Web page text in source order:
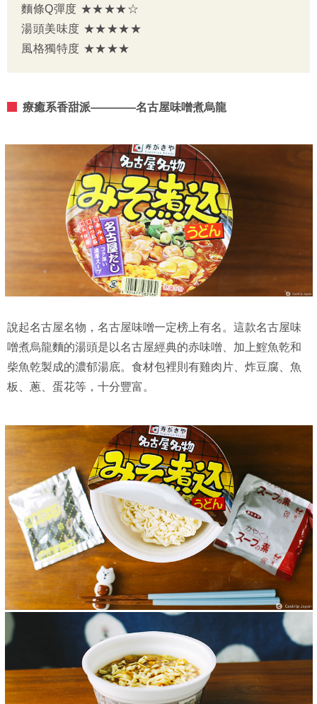
麵條Q彈度 ★★★★☆
湯頭美味度 ★★★★★
風格獨特度 ★★★★
療癒系香甜派————名古屋味噌煮烏龍
說起名古屋名物，名古屋味噌一定榜上有名。這款名古屋味
噌煮烏龍麵的湯頭是以名古屋經典的赤味噌、加上鰘魚乾和
柴魚乾製成的濃郁湯底。食材包裡則有雞肉片、炸豆腐、魚
板、蔥、蛋花等，十分豐富。